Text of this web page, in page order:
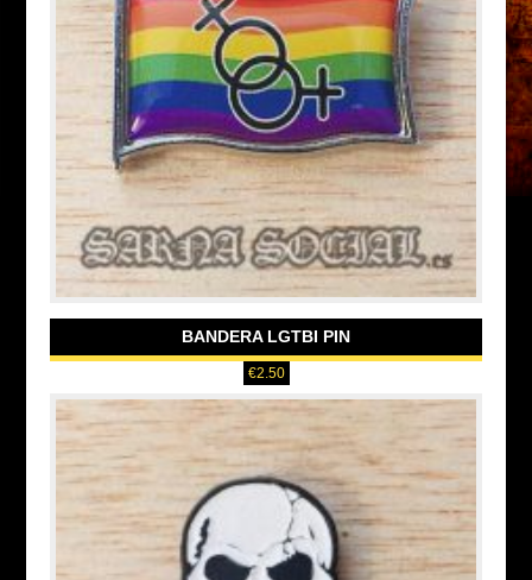
BANDERA LGTBI PIN
€2.50